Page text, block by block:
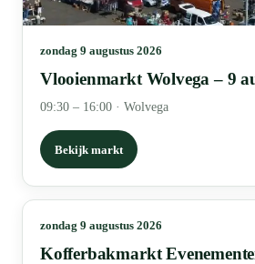
zondag 9 augustus 2026
Vlooienmarkt Wolvega – 9
09:30 – 16:00 · Wolvega
Bekijk markt
zondag 9 augustus 2026
Kofferbakmarkt